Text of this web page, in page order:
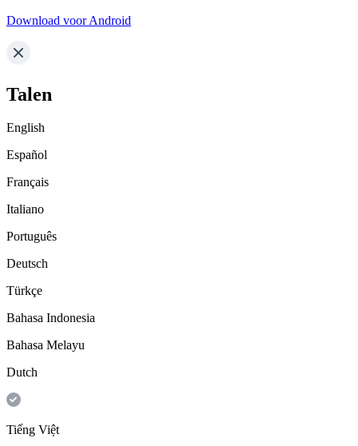
Download voor Android
Talen
English
Español
Français
Italiano
Português
Deutsch
Türkçe
Bahasa Indonesia
Bahasa Melayu
Dutch
Tiếng Việt